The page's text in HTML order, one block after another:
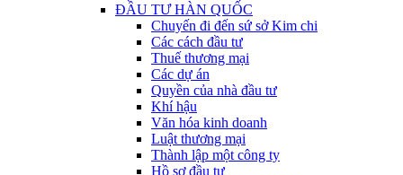
ĐẦU TƯ HÀN QUỐC
Chuyến đi đến sứ sở Kim chi
Các cách đầu tư
Thuế thương mại
Các dự án
Quyền của nhà đầu tư
Khí hậu
Văn hóa kinh doanh
Luật thương mại
Thành lập một công ty
Hồ sơ đầu tư